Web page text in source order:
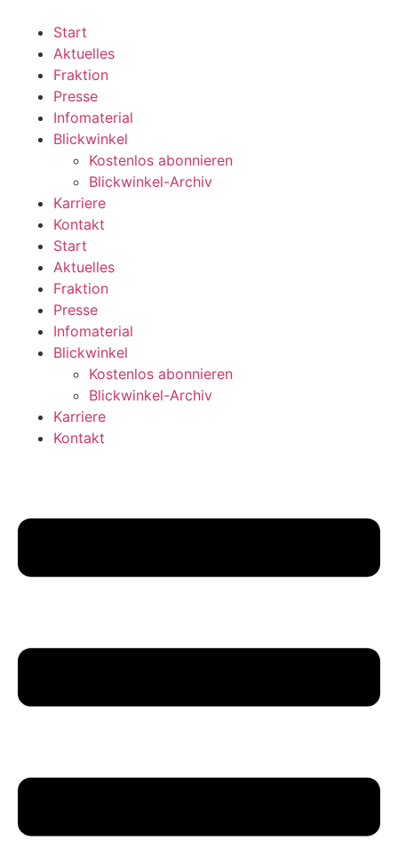
wechseln
Start
Aktuelles
Fraktion
Presse
Infomaterial
Blickwinkel
Kostenlos abonnieren
Blickwinkel-Archiv
Karriere
Kontakt
Start
Aktuelles
Fraktion
Presse
Infomaterial
Blickwinkel
Kostenlos abonnieren
Blickwinkel-Archiv
Karriere
Kontakt